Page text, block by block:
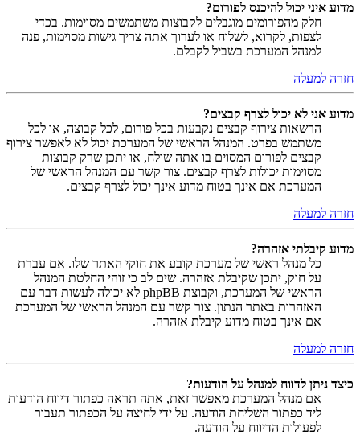
מדוע איני יכול להיכנס לפורום?
חלק מהפורומים מוגבלים לקבוצות משתמשים מסוימות. בכדי
לצפות, לקרוא, לשלוח או לערוך אתה צריך גישות מסוימות, פנה
למנהל המערכת בשביל לקבלם.
חזרה למעלה
מדוע אני לא יכול לצרף קבצים?
הרשאות צירוף קבצים נקבעות בכל פורום, לכל קבוצה, או לכל
משתמש בפרט. המנהל הראשי של המערכת יכול לא לאפשר צירוף
קבצים לפורום המסוים בו אתה שולח, או יתכן שרק קבוצות
מסוימות יכולות לצרף קבצים. צור קשר עם המנהל הראשי של
המערכת אם אינך בטוח מדוע אינך יכול לצרף קבצים.
חזרה למעלה
מדוע קיבלתי אזהרה?
כל מנהל ראשי של מערכת קובע את חוקי האתר שלו. אם עברת
על חוק, יתכן שקיבלת אזהרה. שים לב כי זוהי החלטת המנהל
הראשי של המערכת, וקבוצת phpBB לא יכולה לעשות דבר עם
האזהרות באתר הנתון. צור קשר עם המנהל הראשי של המערכת
אם אינך בטוח מדוע קיבלת אזהרה.
חזרה למעלה
כיצד ניתן לדווח למנהל על הודעות?
אם מנהל המערכת מאפשר זאת, אתה תראה כפתור דיווח הודעות
ליד כפתור השליחת הודעה. על ידי לחיצה על הכפתור תעבור
לפעולות הדיווח על הודעה.